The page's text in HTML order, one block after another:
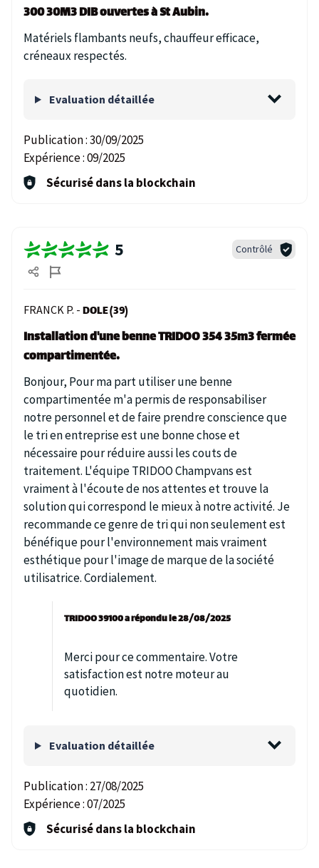
300 30M3 DIB ouvertes à St Aubin.
Matériels flambants neufs, chauffeur efficace,
créneaux respectés.
Evaluation détaillée
Publication :30/09/2025
Expérience :09/2025
Sécurisé dans la blockchain
5 Contrôlé
FRANCK P. - DOLE (39)
Installation d'une benne TRIDOO 354 35m3 fermée
compartimentée.
Bonjour, Pour ma part utiliser une benne
compartimentée m'a permis de responsabiliser
notre personnel et de faire prendre conscience que
le tri en entreprise est une bonne chose et
nécessaire pour réduire aussi les couts de
traitement. L'équipe TRIDOO Champvans est
vraiment à l'écoute de nos attentes et trouve la
solution qui correspond le mieux à notre activité. Je
recommande ce genre de tri qui non seulement est
bénéfique pour l'environnement mais vraiment
esthétique pour l'image de marque de la société
utilisatrice. Cordialement.
TRIDOO 39100 a répondu le 28/08/2025
Merci pour ce commentaire. Votre
satisfaction est notre moteur au
quotidien.
Evaluation détaillée
Publication : 27/08/2025
Expérience :07/2025
Sécurisé dans la blockchain